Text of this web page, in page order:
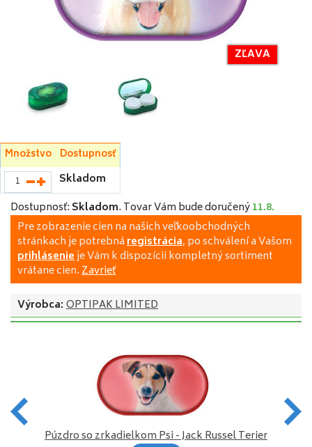
ZĽAVA
Množstvo Dostupnosť
Skladom
Dostupnosť: Skladom. Tovar Vám bude doručený11.8.
Pre zobrazenie cien na našich veľkoobchodných
stránkach je potrebnáregistrácia, po schválení a Vašom
prihlásenieje Vám k dispozícii kompletný sortiment
vrátane cien.Zavrieť
Výrobca: OPTIPAK LIMITED
Púzdro so zrkadielkom Psi - Jack Russel Terier